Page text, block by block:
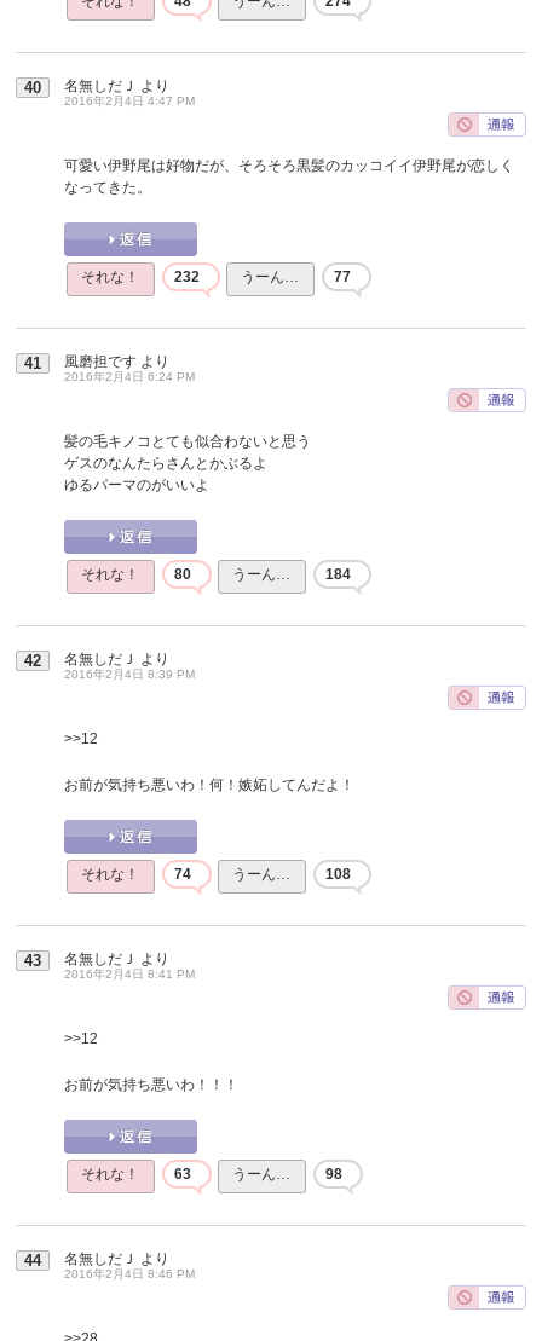
40 名無しだＪ より
2016年2月4日 4:47 PM
可愛い伊野尾は好物だが、そろそろ黒髪のカッコイイ伊野尾が恋しく
なってきた。
それな！ 232 うーん… 77
41 風磨担です より
2016年2月4日 6:24 PM
髪の毛キノコとても似合わないと思う
ゲスのなんたらさんとかぶるよ
ゆるパーマのがいいよ
それな！ 80 うーん… 184
42 名無しだＪ より
2016年2月4日 8:39 PM
>>12
お前が気持ち悪いわ！何！嫉妬してんだよ！
それな！ 74 うーん… 108
43 名無しだＪ より
2016年2月4日 8:41 PM
>>12
お前が気持ち悪いわ！！！
それな！ 63 うーん… 98
44 名無しだＪ より
2016年2月4日 8:46 PM